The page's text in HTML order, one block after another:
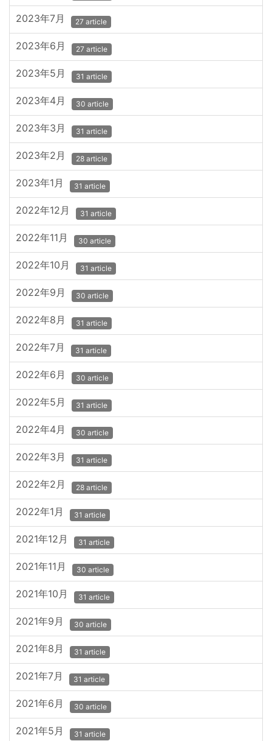
2023年7月 27 article
2023年6月 27 article
2023年5月 31 article
2023年4月 30 article
2023年3月 31 article
2023年2月 28 article
2023年1月 31 article
2022年12月 31 article
2022年11月 30 article
2022年10月 31 article
2022年9月 30 article
2022年8月 31 article
2022年7月 31 article
2022年6月 30 article
2022年5月 31 article
2022年4月 30 article
2022年3月 31 article
2022年2月 28 article
2022年1月 31 article
2021年12月 31 article
2021年11月 30 article
2021年10月 31 article
2021年9月 30 article
2021年8月 31 article
2021年7月 31 article
2021年6月 30 article
2021年5月 31 article